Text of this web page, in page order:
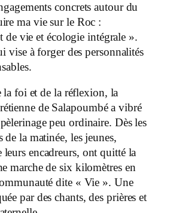
concrets autour du
ma vie sur le Roc :
de vie et écologie intégrale ».
vise à forger des personnalités
la foi et de la réflexion, la
de Salapoumbé a vibré
peu ordinaire. Dès les
de la matinée, les jeunes,
leurs encadreurs, ont quitté la
marche de six kilomètres en
dite « Vie ». Une
par des chants, des prières et